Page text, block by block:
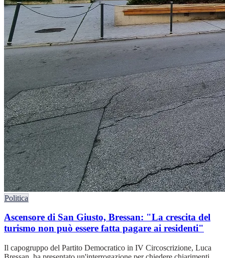
Politica
Ascensore di San Giusto, Bressan: "La crescita del
turismo non può essere fatta pagare ai residenti"
Il capogruppo del Partito Democratico in IV Circoscrizione, Luca